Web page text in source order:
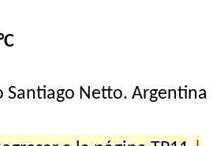
Santiago Netto. Argentina